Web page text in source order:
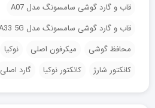
قاب و گارد گوشی سامسونگ مدل A07
قاب و گارد گوشی سامسونگ مدل A33 5G
محافظ گوشی
میکرفون اصلی نوکیا
کانکتور شارژ
کانکتور نوکیا گارد اصلی